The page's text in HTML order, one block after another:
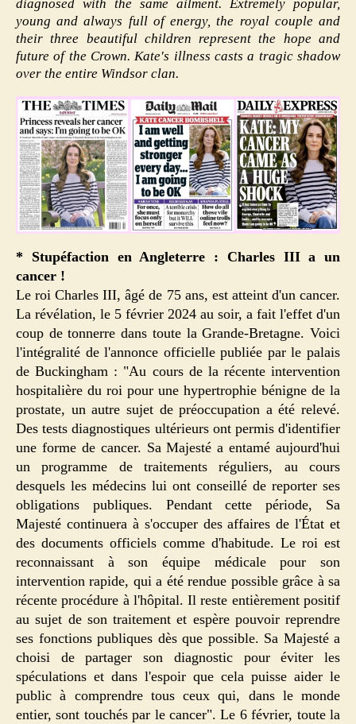
diagnosed with the same ailment. Extremely popular,
young and always full of energy, the royal couple and
their three beautiful children represent the hope and
future of the Crown. Kate's illness casts a tragic shadow
over the entire Windsor clan.
* Stupéfaction en Angleterre : Charles III a un
cancer !
Le roi Charles III, âgé de 75 ans, est atteint d'un cancer.
La révélation, le 5 février 2024 au soir, a fait l'effet d'un
coup de tonnerre dans toute la Grande-Bretagne. Voici
l'intégralité de l'annonce officielle publiée par le palais
de Buckingham : "Au cours de la récente intervention
hospitalière du roi pour une hypertrophie bénigne de la
prostate, un autre sujet de préoccupation a été relevé.
Des tests diagnostiques ultérieurs ont permis d'identifier
une forme de cancer. Sa Majesté a entamé aujourd'hui
un programme de traitements réguliers, au cours
desquels les médecins lui ont conseillé de reporter ses
obligations publiques. Pendant cette période, Sa
Majesté continuera à s'occuper des affaires de l'État et
des documents officiels comme d'habitude. Le roi est
reconnaissant à son équipe médicale pour son
intervention rapide, qui a été rendue possible grâce à sa
récente procédure à l'hôpital. Il reste entièrement positif
au sujet de son traitement et espère pouvoir reprendre
ses fonctions publiques dès que possible. Sa Majesté a
choisi de partager son diagnostic pour éviter les
spéculations et dans l'espoir que cela puisse aider le
public à comprendre tous ceux qui, dans le monde
entier, sont touchés par le cancer". Le 6 février, toute la